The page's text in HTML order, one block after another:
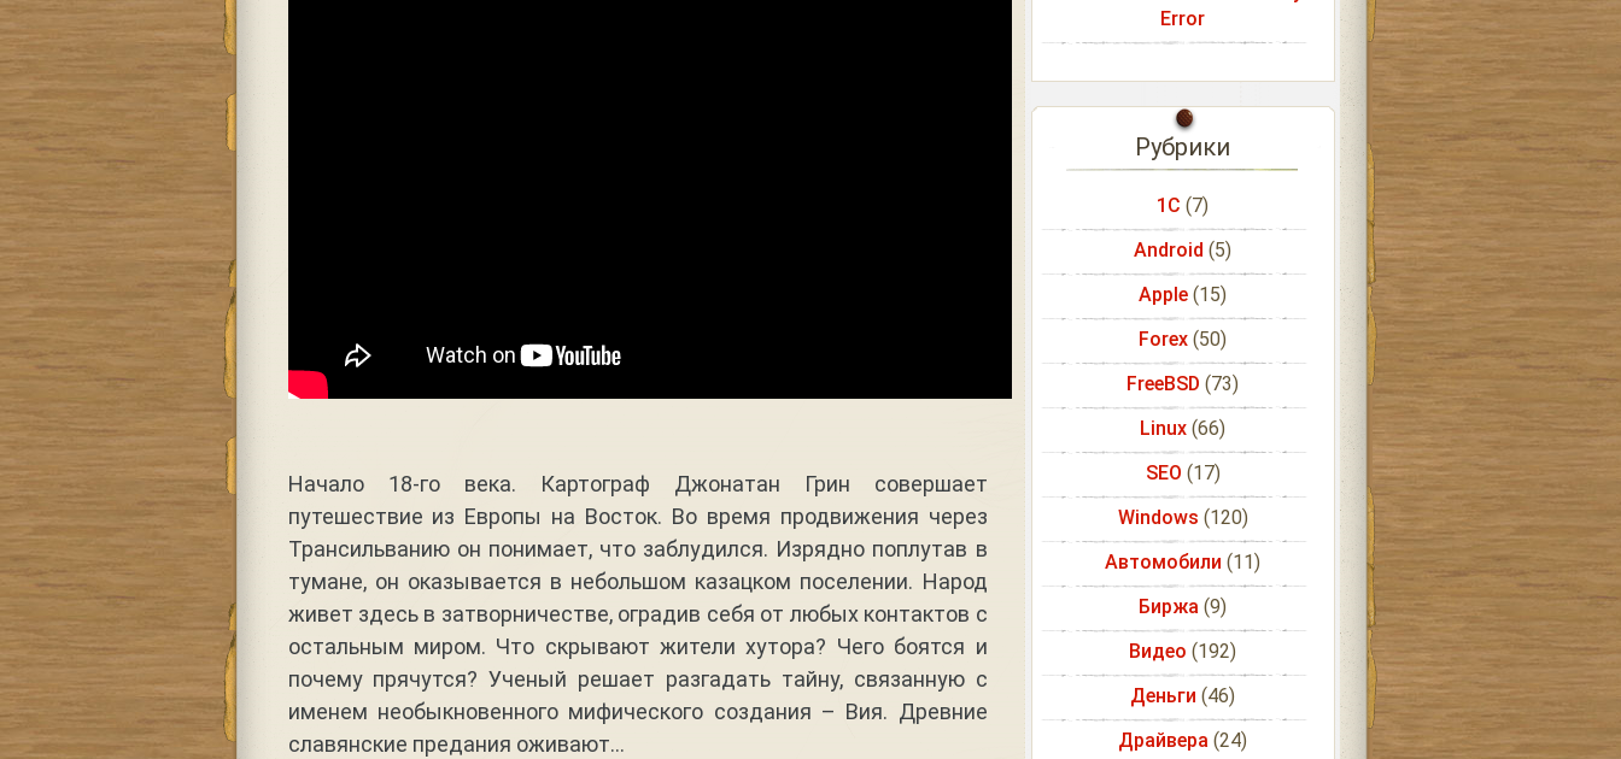
Начало 18-го века. Картограф Джонатан Грин совершает
путешествие из Европы на Восток. Во время продвижения через
Трансильванию он понимает, что заблудился. Изрядно поплутав в
тумане, он оказывается в небольшом казацком поселении. Народ
живет здесь в затворничестве, оградив себя от любых контактов с
остальным миром. Что скрывают жители хутора? Чего боятся и
почему прячутся? Ученый решает разгадать тайну, связанную с
именем необыкновенного мифического создания – Вия. Древние
славянские предания оживают…
Error
Рубрики
1С (7)
Android (5)
Apple (15)
Forex (50)
FreeBSD (73)
Linux (66)
SEO (17)
Windows (120)
Автомобили (11)
Биржа (9)
Видео (192)
Деньги (46)
Драйвера (24)